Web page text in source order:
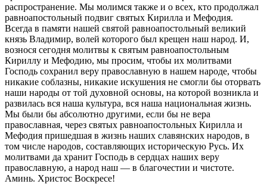
распространение. Мы молимся также и о всех, кто продолжал
равноапостольный подвиг святых Кирилла и Мефодия.
Всегда в памяти нашей святой равноапостольный великий
князь Владимир, волей которого был крещен наш народ. И,
вознося сегодня молитвы к святым равноапостольным
Кириллу и Мефодию, мы просим, чтобы их молитвами
Господь сохранил веру православную в нашем народе, чтобы
никакие соблазны, никакие искушения не смогли бы оторвать
наши народы от той духовной основы, на которой возникла и
развилась вся наша культура, вся наша национальная жизнь.
Мы были бы абсолютно другими, если бы не вера
православная, через святых равноапостольных Кирилла и
Мефодия пришедшая в жизнь наших славянских народов, в
том числе народов, составляющих историческую Русь. Их
молитвами да хранит Господь в сердцах наших веру
православную, а народ наш — в благочестии и чистоте.
Аминь. Христос Воскресе!